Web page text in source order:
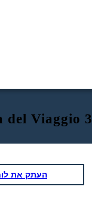
del Viaggio 3
העתק את